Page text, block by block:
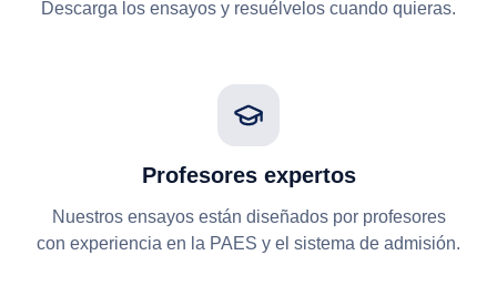
Descarga los ensayos y resuélvelos cuando quieras.
Profesores expertos
Nuestros ensayos están diseñados por profesores
con experiencia en la PAES y el sistema de admisión.